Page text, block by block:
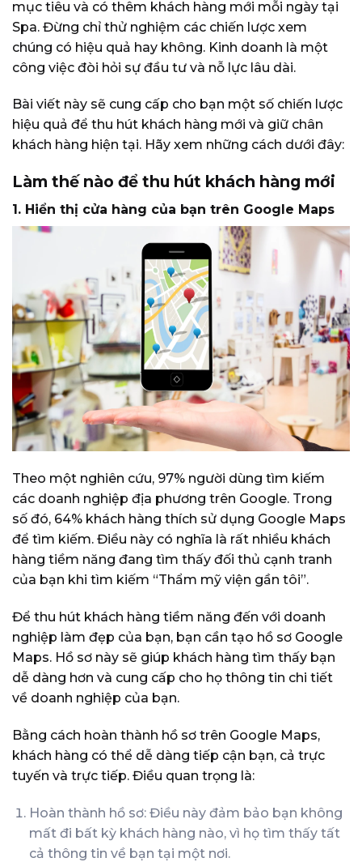
mục tiêu và có thêm khách hàng mới mỗi ngày tại
Spa. Đừng chỉ thử nghiệm các chiến lược xem
chúng có hiệu quả hay không. Kinh doanh là một
công việc đòi hỏi sự đầu tư và nỗ lực lâu dài.
Bài viết này sẽ cung cấp cho bạn một số chiến lược
hiệu quả để thu hút khách hàng mới và giữ chân
khách hàng hiện tại. Hãy xem những cách dưới đây:
Làm thế nào để thu hút khách hàng mới
1. Hiển thị cửa hàng của bạn trên Google Maps
Theo một nghiên cứu, 97% người dùng tìm kiếm
các doanh nghiệp địa phương trên Google. Trong
số đó, 64% khách hàng thích sử dụng Google Maps
để tìm kiếm. Điều này có nghĩa là rất nhiều khách
hàng tiềm năng đang tìm thấy đối thủ cạnh tranh
của bạn khi tìm kiếm “Thẩm mỹ viện gần tôi”.
Để thu hút khách hàng tiềm năng đến với doanh
nghiệp làm đẹp của bạn, bạn cần tạo hồ sơ Google
Maps. Hồ sơ này sẽ giúp khách hàng tìm thấy bạn
dễ dàng hơn và cung cấp cho họ thông tin chi tiết
về doanh nghiệp của bạn.
Bằng cách hoàn thành hồ sơ trên Google Maps,
khách hàng có thể dễ dàng tiếp cận bạn, cả trực
tuyến và trực tiếp. Điều quan trọng là:
Hoàn thành hồ sơ: Điều này đảm bảo bạn không
mất đi bất kỳ khách hàng nào, vì họ tìm thấy tất
cả thông tin về bạn tại một nơi.